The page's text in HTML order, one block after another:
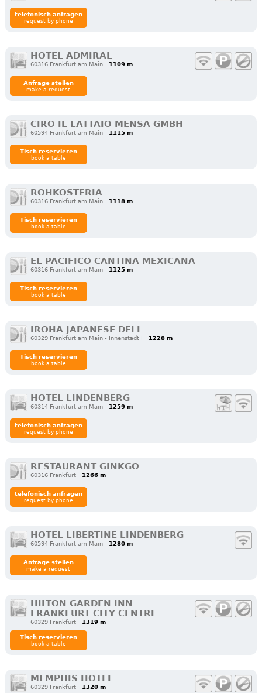
telefonisch anfragen
request by phone
HOTEL ADMIRAL
60316 Frankfurt am Main 1109 m
Anfrage stellen
make a request
CIRO IL LATTAIO MENSA GMBH
60594 Frankfurt am Main 1115 m
Tisch reservieren
book a table
ROHKOSTERIA
60316 Frankfurt am Main 1118 m
Tisch reservieren
book a table
EL PACIFICO CANTINA MEXICANA
60316 Frankfurt am Main 1125 m
Tisch reservieren
book a table
IROHA JAPANESE DELI
60329 Frankfurt am Main - Innenstadt I 1228 m
Tisch reservieren
book a table
HOTEL LINDENBERG
60314 Frankfurt am Main 1259 m
telefonisch anfragen
request by phone
RESTAURANT GINKGO
60316 Frankfurt 1266 m
telefonisch anfragen
request by phone
HOTEL LIBERTINE LINDENBERG
60594 Frankfurt am Main 1280 m
Anfrage stellen
make a request
HILTON GARDEN INN
FRANKFURT CITY CENTRE
60329 Frankfurt 1319 m
Tisch reservieren
book a table
MEMPHIS HOTEL
60329 Frankfurt 1320 m